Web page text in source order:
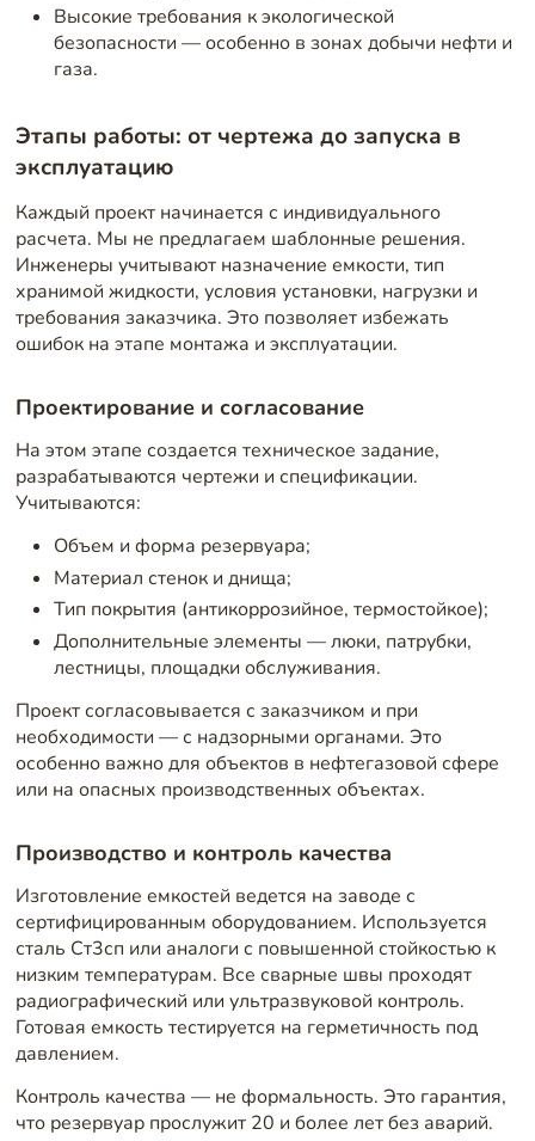
Высокие требования к экологической
безопасности — особенно в зонах добычи нефти и
газа.
Этапы работы: от чертежа до запуска в
эксплуатацию
Каждый проект начинается с индивидуального
расчета. Мы не предлагаем шаблонные решения.
Инженеры учитывают назначение емкости, тип
хранимой жидкости, условия установки, нагрузки и
требования заказчика. Это позволяет избежать
ошибок на этапе монтажа и эксплуатации.
Проектирование и согласование
На этом этапе создается техническое задание,
разрабатываются чертежи и спецификации.
Учитываются:
Объем и форма резервуара;
Материал стенок и днища;
Тип покрытия (антикоррозийное, термостойкое);
Дополнительные элементы — люки, патрубки,
лестницы, площадки обслуживания.
Проект согласовывается с заказчиком и при
необходимости — с надзорными органами. Это
особенно важно для объектов в нефтегазовой сфере
или на опасных производственных объектах.
Производство и контроль качества
Изготовление емкостей ведется на заводе с
сертифицированным оборудованием. Используется
сталь Ст3сп или аналоги с повышенной стойкостью к
низким температурам. Все сварные швы проходят
радиографический или ультразвуковой контроль.
Готовая емкость тестируется на герметичность под
давлением.
Контроль качества — не формальность. Это гарантия,
что резервуар прослужит 20 и более лет без аварий.